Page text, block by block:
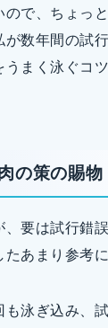
で、ちょっ
が数年間の試
まく泳ぐコ
の策の賜物
、要は試行錯
あまり参考
も泳ぎ込み、